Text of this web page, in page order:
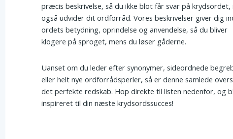
præcis beskrivelse, så du ikke blot får svar på krydsordet,
også udvider dit ordforråd. Vores beskrivelser giver dig
ordets betydning, oprindelse og anvendelse, så du bliver
klogere på sproget, mens du løser gåderne.
Uanset om du leder efter synonymer, sideordnede
eller helt nye ordforrådsperler, så er denne samlede
det perfekte redskab. Hop direkte til listen nedenfor, og
inspireret til din næste krydsordssucces!